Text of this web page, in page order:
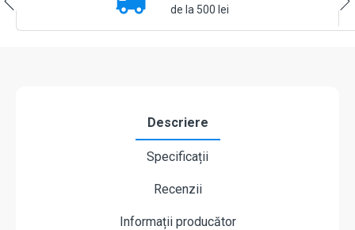
de la 500 lei
Descriere
Specificații
Recenzii
Informații producător